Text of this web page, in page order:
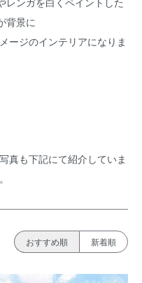
背景に
ジのインテリアになりま
も下記にて紹介していま
おすすめ順 新着順